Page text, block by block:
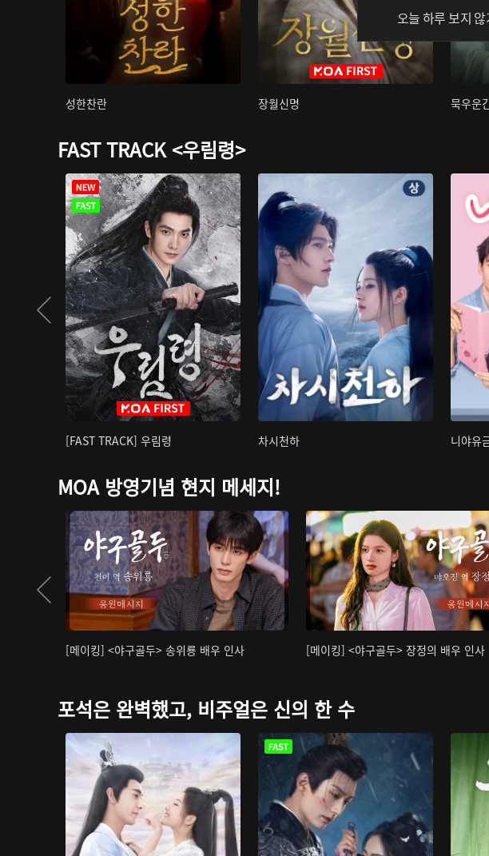
성한찬란 장월신명 묵우운
FAST TRACK <우림령>
[FAST TRACK] 우림령 차시천하 니야유
MOA 방영기념 현지 메세지!
[메이킹] <야구골두> 송위룡 배우 인사 [메이킹] <야구골두> 장정의 배우 인사
포석은 완벽했고, 비주얼은 신의 한 수
오늘 하루 보지 않